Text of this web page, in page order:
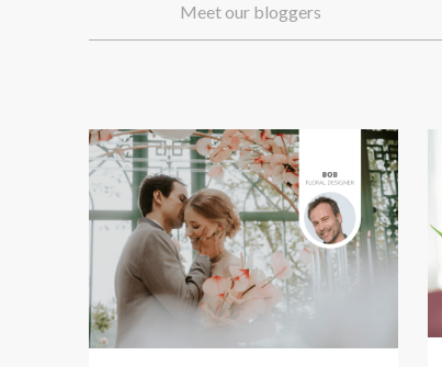
Meet our bloggers